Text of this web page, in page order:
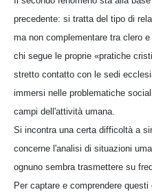
precedente: si tratta del tipo di
ma non complementare tra clero
chi segue le proprie «pratiche
stretto contatto con le sedi
immersi nelle problematiche
campi dell'attività umana.
Si incontra una certa difficoltà a
concerne l'analisi di situazioni
ognuno sembra trasmettere su
Per captare e comprendere